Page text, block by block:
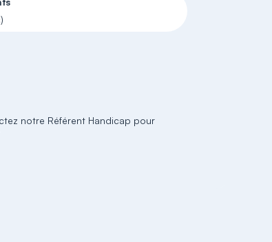
notre Référent Handicap pour